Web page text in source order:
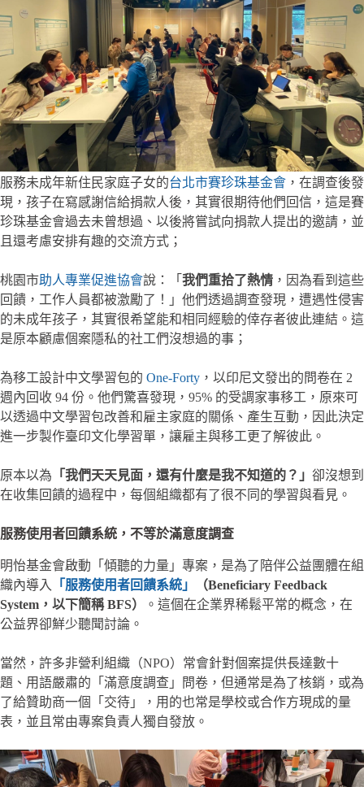
服務未成年新住民家庭子女的台北市賽珍珠基金會 ，在調查後發
現，孩子在寫感謝信給捐款人後，其實很期待他們回信，這是賽
珍珠基金會過去未曾想過、以後將嘗試向捐款人提出的邀請，並
且還考慮安排有趣的交流方式；
桃園市助人專業促進協會說：「 我們重拾了熱情 ，因為看到這些
回饋，工作人員都被激勵了！」他們透過調查發現，遭遇性侵害
的未成年孩子，其實很希望能和相同經驗的倖存者彼此連結。這
是原本顧慮個案隱私的社工們沒想過的事；
為移工設計中文學習包的 One-Forty ，以印尼文發出的問卷在 2
週內回收 94 份。他們驚喜發現，95% 的受調家事移工，原來可
以透過中文學習包改善和雇主家庭的關係、產生互動，因此決定
進一步製作臺印文化學習單，讓雇主與移工更了解彼此。
原本以為 「我們天天見面，還有什麼是我不知道的？」 卻沒想到
在收集回饋的過程中，每個組織都有了很不同的學習與看見。
服務使用者回饋系統，不等於滿意度調查
明怡基金會啟動「傾聽的力量」專案，是為了陪伴公益團體在組
織內導入
「服務使用者回饋系統」
（Beneficiary Feedback
System，以下簡稱 BFS）
。這個在企業界稀鬆平常的概念，在
公益界卻鮮少聽聞討論。
當然，許多非營利組織（NPO）常會針對個案提供長達數十
題、用語嚴肅的「滿意度調查」問卷，但通常是為了核銷，或為
了給贊助商一個「交待」，用的也常是學校或合作方現成的量
表，並且常由專案負責人獨自發放。